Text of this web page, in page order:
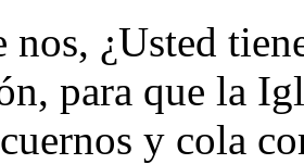
¿Usted
para que la
y cola